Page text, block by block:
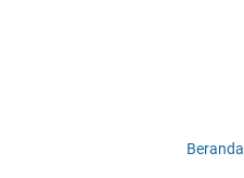
Beranda